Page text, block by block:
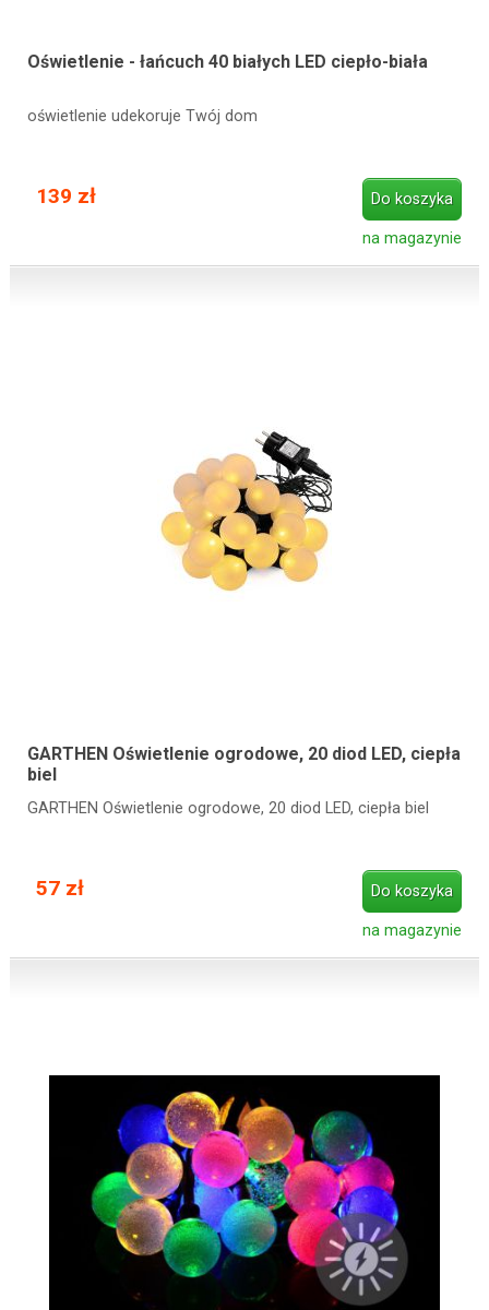
Oświetlenie - łańcuch 40 białych LED ciepło-biała
oświetlenie udekoruje Twój dom
139 zł Do koszyka
na magazynie
GARTHEN Oświetlenie ogrodowe, 20 diod LED, ciepła
biel
GARTHEN Oświetlenie ogrodowe, 20 diod LED, ciepła biel
57 zł Do koszyka
na magazynie